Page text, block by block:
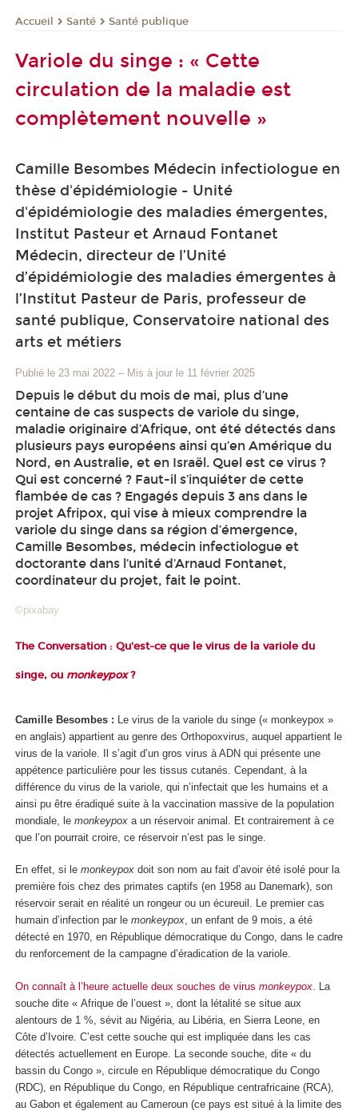
Accueil Santé Santé publique
Variole du singe : « Cette
circulation de la maladie est
complètement nouvelle »
Camille Besombes Médecin infectiologue en
thèse d'épidémiologie - Unité
d'épidémiologie des maladies émergentes,
Institut Pasteur et Arnaud Fontanet
Médecin, directeur de l’Unité
d’épidémiologie des maladies émergentes à
l’Institut Pasteur de Paris, professeur de
santé publique, Conservatoire national des
arts et métiers
Publié le 23 mai 2022 – Mis à jour le 11 février 2025
Depuis le début du mois de mai, plus d’une
centaine de cas suspects de variole du singe,
maladie originaire d’Afrique, ont été détectés dans
plusieurs pays européens ainsi qu’en Amérique du
Nord, en Australie, et en Israël. Quel est ce virus ?
Qui est concerné ? Faut-il s’inquiéter de cette
flambée de cas ? Engagés depuis 3 ans dans le
projet Afripox, qui vise à mieux comprendre la
variole du singe dans sa région d’émergence,
Camille Besombes, médecin infectiologue et
doctorante dans l’unité d’Arnaud Fontanet,
coordinateur du projet, fait le point.
©pixabay
The Conversation : Qu'est-ce que le virus de la variole du
singe, ou monkeypox?
Camille Besombes : Le virus de la variole du singe (« monkeypox »
en anglais) appartient au genre des Orthopoxvirus, auquel appartient le
virus de la variole. Il s’agit d’un gros virus à ADN qui présente une
appétence particulière pour les tissus cutanés. Cependant, à la
différence du virus de la variole, qui n’infectait que les humains et a
ainsi pu être éradiqué suite à la vaccination massive de la population
mondiale, le monkeypox a un réservoir animal. Et contrairement à ce
que l’on pourrait croire, ce réservoir n’est pas le singe.
En effet, si le monkeypox doit son nom au fait d’avoir été isolé pour la
première fois chez des primates captifs (en 1958 au Danemark), son
réservoir serait en réalité un rongeur ou un écureuil. Le premier cas
humain d’infection par le monkeypox, un enfant de 9 mois, a été
détecté en 1970, en République démocratique du Congo, dans le cadre
du renforcement de la campagne d’éradication de la variole.
On connaît à l’heure actuelle deux souches de virus monkeypox . La
souche dite « Afrique de l’ouest », dont la létalité se situe aux
alentours de 1 %, sévit au Nigéria, au Libéria, en Sierra Leone, en
Côte d’Ivoire. C’est cette souche qui est impliquée dans les cas
détectés actuellement en Europe. La seconde souche, dite « du
bassin du Congo », circule en République démocratique du Congo
(RDC), en République du Congo, en République centrafricaine (RCA),
au Gabon et également au Cameroun (ce pays est situé à la limite des